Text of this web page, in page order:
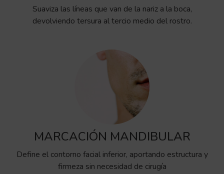
Suaviza las líneas que van de la nariz a la boca,
devolviendo tersura al tercio medio del rostro.
MARCACIÓN MANDIBULAR
Define el contorno facial inferior, aportando estructura y
firmeza sin necesidad de cirugía